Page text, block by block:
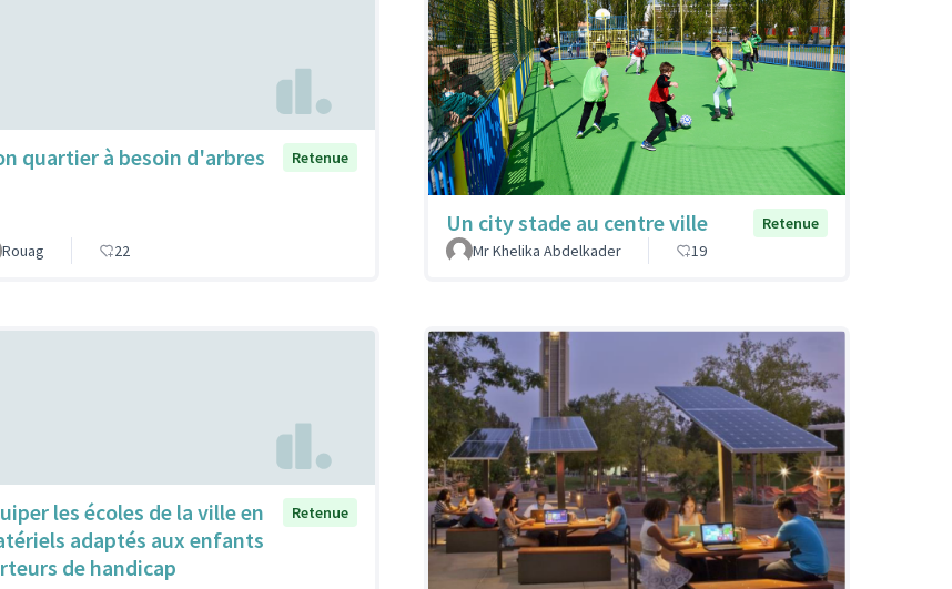
quartier à besoin d'arbres Retenue
Rouag 22
Un city stade au centre ville
Retenue
Mr Khelika Abdelkader
19
les écoles de la ville en
adaptés aux enfants
de handicap
Retenue